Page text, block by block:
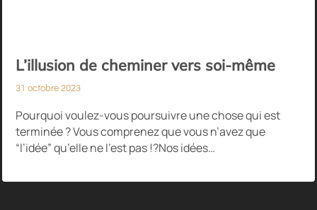
L’illusion de cheminer vers soi-même
31 octobre 2023
Pourquoi voulez-vous poursuivre une chose qui est
terminée ? Vous comprenez que vous n’avez que
“l’idée” qu’elle ne l’est pas !?Nos idées…